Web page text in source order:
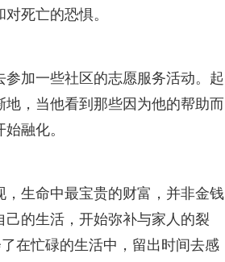
死亡的恐惧。
加一些社区的志愿服务活动。起
，当他看到那些因为他的帮助而
融化。
生命中最宝贵的财富，并非金钱
的生活，开始弥补与家人的裂
在忙碌的生活中，留出时间去感